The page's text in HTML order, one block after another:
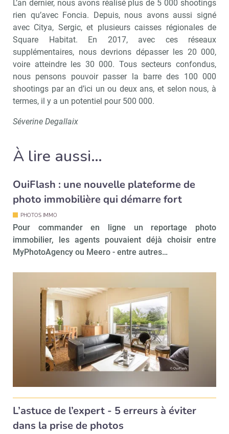
L’an dernier, nous avons réalisé plus de 5 000 shootings
rien qu’avec Foncia. Depuis, nous avons aussi signé
avec Citya, Sergic, et plusieurs caisses régionales de
Square Habitat. En 2017, avec ces réseaux
supplémentaires, nous devrions dépasser les 20 000,
voire atteindre les 30 000. Tous secteurs confondus,
nous pensons pouvoir passer la barre des 100 000
shootings par an d’ici un ou deux ans, et selon nous, à
termes, il y a un potentiel pour 500 000.
Séverine Degallaix
À lire aussi…
OuiFlash : une nouvelle plateforme de
photo immobilière qui démarre fort
PHOTOS IMMO
Pour commander en ligne un reportage photo
immobilier, les agents pouvaient déjà choisir entre
MyPhotoAgency ou Meero - entre autres…
L’astuce de l’expert - 5 erreurs à éviter
dans la prise de photos
Recevoir Immo Matin
Non merci, je reçois déjà